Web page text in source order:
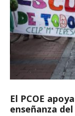
El PCOE
enseñanza